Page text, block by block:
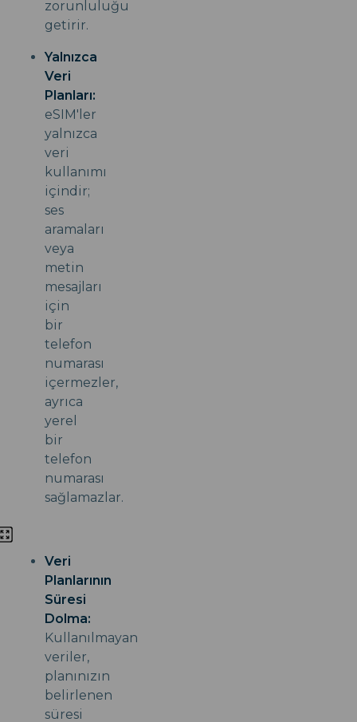
zorunluluğu
getirir.
Yalnızca
Veri
Planları:
eSIM'ler
yalnızca
veri
kullanımı
içindir;
ses
aramaları
veya
metin
mesajları
için
bir
telefon
numarası
içermezler,
ayrıca
yerel
bir
telefon
numarası
sağlamazlar.
Veri
Planlarının
Süresi
Dolma:
Kullanılmayan
veriler,
planınızın
belirlenen
süresi